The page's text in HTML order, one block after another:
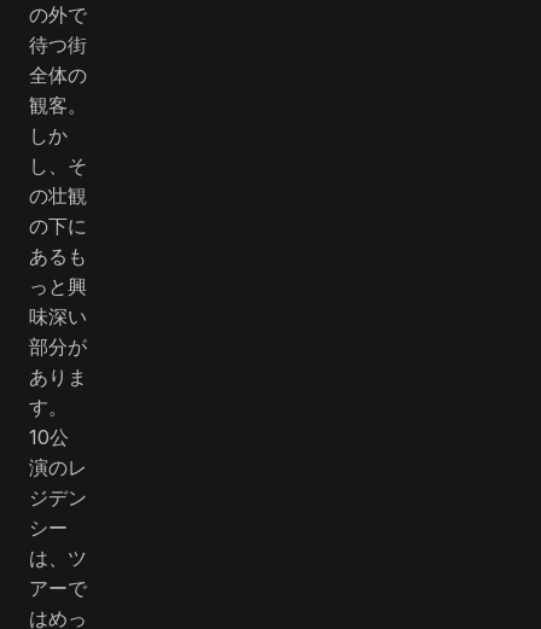
の外で
待つ街
全体の
観客。
しか
し、そ
の壮観
の下に
あるも
っと興
味深い
部分が
ありま
す。
10公
演のレ
ジデン
シー
は、ツ
アーで
はめっ